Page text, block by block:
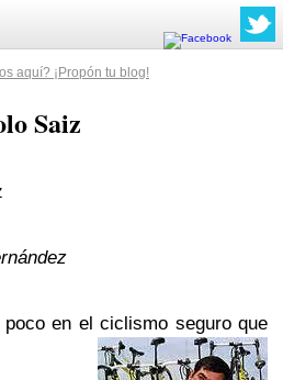
aquí? ¡Propón tu blog!
Saiz
en el ciclismo seguro que